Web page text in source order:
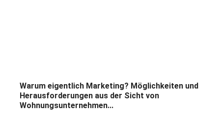
Warum eigentlich Marketing? Möglichkeiten und
Herausforderungen aus der Sicht von
Wohnungsunternehmen...